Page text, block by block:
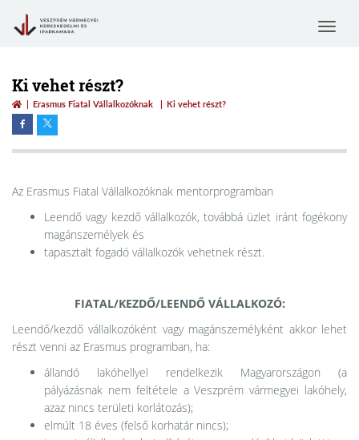
Toggle
Ki vehet részt?
Erasmus Fiatal Vállalkozóknak Ki vehet részt?
Az Erasmus Fiatal Vállalkozóknak mentorprogramban
Leendő vagy kezdő vállalkozók, továbbá üzlet iránt fogékony
magánszemélyek és
tapasztalt fogadó vállalkozók vehetnek részt.
FIATAL/KEZDŐ/LEENDŐ VÁLLALKOZÓ:
Leendő/kezdő vállalkozóként vagy magánszemélyként akkor lehet
részt venni az Erasmus programban, ha:
állandó lakóhellyel rendelkezik Magyarországon (a
pályázásnak nem feltétele a Veszprém vármegyei lakóhely,
azaz nincs területi korlátozás);
elmúlt 18 éves (felső korhatár nincs);